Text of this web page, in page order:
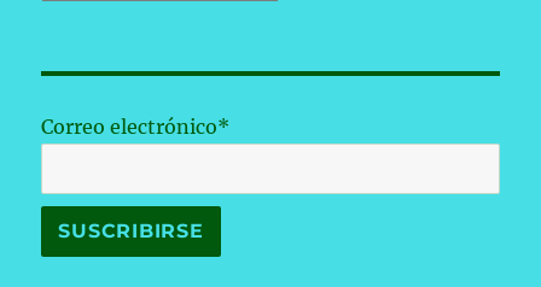
Correo electrónico*